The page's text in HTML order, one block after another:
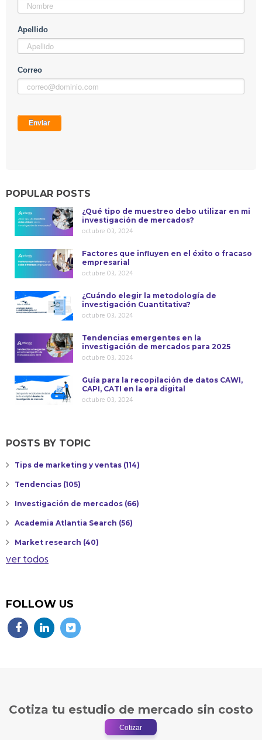
POPULAR POSTS
¿Qué tipo de muestreo debo utilizar en mi
investigación de mercados?
octubre 03, 2024
Factores que influyen en el éxito o fracaso
empresarial
octubre 03, 2024
¿Cuándo elegir la metodología de
investigación Cuantitativa?
octubre 03, 2024
Tendencias emergentes en la
investigación de mercados para 2025
octubre 03, 2024
Guía para la recopilación de datos CAWI,
CAPI, CATI en la era digital
octubre 03, 2024
POSTS BY TOPIC
Tips de marketing y ventas (114)
Tendencias (105)
Investigación de mercados (66)
Academia Atlantia Search (56)
Market research (40)
ver todos
FOLLOW US
Cotiza tu estudio de mercado sin costo
Cotizar